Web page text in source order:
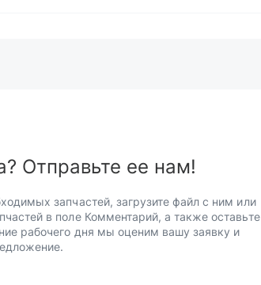
Отправьте ее нам!
запчастей, загрузите файл с ним или
в поле Комментарий, а также оставьте
рабочего дня мы оценим вашу заявку и